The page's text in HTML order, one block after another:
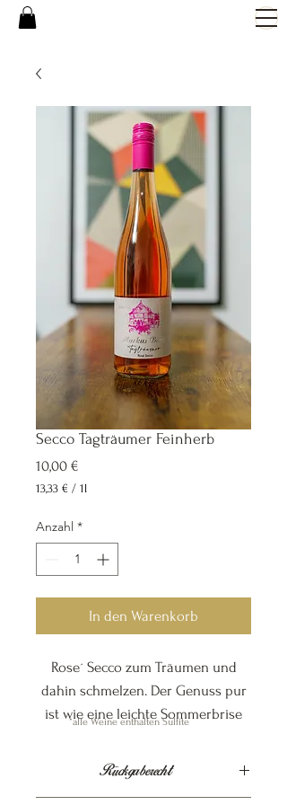
Secco Tagträumer Feinherb
10,00 €
13,33 € / 1l
pro
1
Anzahl *
In den Warenkorb
Rose´ Secco zum Träumen und
dahin schmelzen. Der Genuss pur
ist wie eine leichte Sommerbrise
0,75 l
Feinherb
Rückgaberecht
*alle Weine enthalten Sulfite